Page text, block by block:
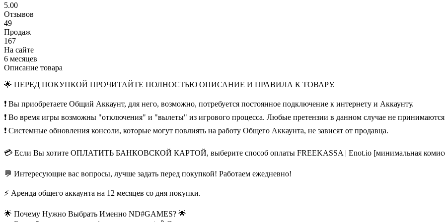
5.00
Отзывов
49
Продаж
167
На сайте
6 месяцев
Описание товара
🌟 ПЕРЕД ПОКУПКОЙ ПРОЧИТАЙТЕ ПОЛНОСТЬЮ ОПИСАНИЕ И ПРАВИЛА К ТОВАРУ.
❗️ Вы приобретаете Общий Аккаунт, для него, возможно, потребуется постоянное подключение к интернету и Аккаунту.
❗️ Во время игры возможны "отключения" и "вылеты" из игрового процесса. Любые претензии в данном случае не
❗️ Системные обновления консоли, которые могут повлиять на работу Общего Аккаунта, не зависят от продавца.
💳 Если Вы хотите ОПЛАТИТЬ БАНКОВСКОЙ КАРТОЙ, выберите способ оплаты FREEKASSA | Enot.io [минимальная
💬 Интересующие вас вопросы, лучше задать перед покупкой! Работаем ежедневно!
⚡ Аренда общего аккаунта на 12 месяцев со дня покупки.
🌟 Почему Нужно Выбрать Именно ND#GAMES? 🌟